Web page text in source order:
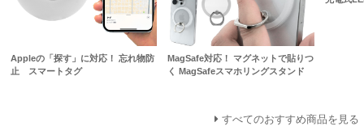
Appleの「探す」に対応！ 忘れ物防
止 スマートタグ
MagSafe対応！ マグネットで貼りつ
く MagSafeスマホリングスタンド
すべてのおすすめ商品を見る